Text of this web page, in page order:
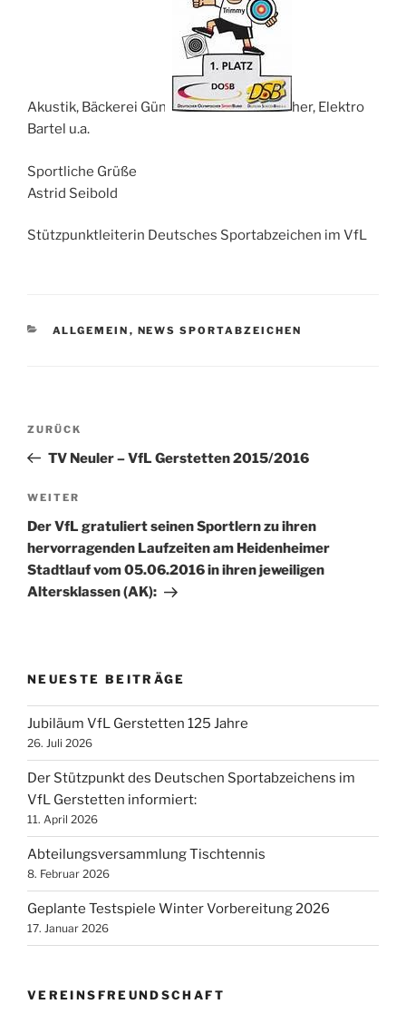
Akustik, Bäckerei Günt
her, Elektro
Bartel u.a.
Sportliche Grüße
Astrid Seibold
Stützpunktleiterin Deutsches Sportabzeichen im VfL
KATEGORIEN
ALLGEMEIN , NEWS SPORTABZEICHEN
Beitragsnavigation
Vorheriger
Beitrag
ZURÜCK
TV Neuler – VfL Gerstetten 2015/2016
Nächster
Beitrag
WEITER
Der VfL gratuliert seinen Sportlern zu ihren
hervorragenden Laufzeiten am Heidenheimer
Stadtlauf vom 05.06.2016 in ihren jeweiligen
Altersklassen (AK):
NEUESTE BEITRÄGE
Jubiläum VfL Gerstetten 125 Jahre
26. Juli 2026
Der Stützpunkt des Deutschen Sportabzeichens im
VfL Gerstetten informiert:
11. April 2026
Abteilungsversammlung Tischtennis
8. Februar 2026
Geplante Testspiele Winter Vorbereitung 2026
17. Januar 2026
VEREINSFREUNDSCHAFT